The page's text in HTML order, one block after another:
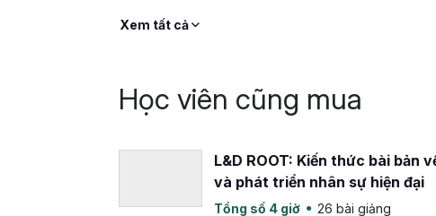
Kinh nghiệm làm việc:
- Chuyên viên đào tạo Công ty cổ phần thanh
- Thiết kế và giảng dạy các khoá đào tạo:
năng viết CV và phỏng vấn tuyển dụng;
Trainer; Chuyên viên tư vấn định hướng nghề
Xem tất cả
Học viên cũng mua
L&D ROOT: Kiến thức bài bản
và phát triển nhân sự hiện đại
Tổng số 4 giờ 26 bài giảng